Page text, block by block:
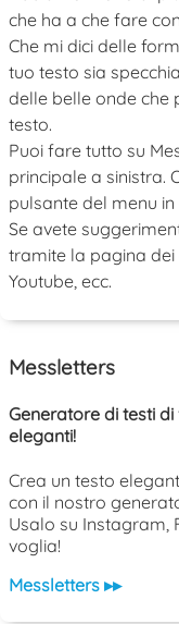
che ha a che fare
Che mi dici delle
tuo testo sia
delle belle onde che
testo.
Puoi fare tutto su
principale a sinistra.
pulsante del menu
Se avete
tramite la pagina dei
Youtube, ecc.
Messletters
Generatore di testi
eleganti!
Crea un testo
con il nostro
Usalo su Instagram,
voglia!
Messletters ▸▸